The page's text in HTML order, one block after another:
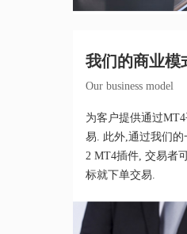
我们的商业模
Our business model
为客户提供通过
易. 此外,通过我们的
2 MT4插件, 交易者
标就下单交易.